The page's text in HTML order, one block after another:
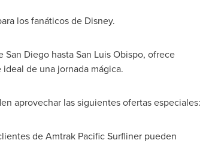
los fanáticos de Disney.
San DiegohastaSan Luis Obispo, ofrece
de una jornada mágica.
aprovechar las siguientes ofertas especiales:
de Amtrak Pacific Surfliner pueden